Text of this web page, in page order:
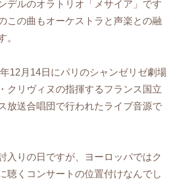
デルのオラトリオ「メサイア」です
この曲もオーケストラと声楽との融
。
12月14日にパリのシャンゼリゼ劇場
クリヴィヌの指揮するフランス国立
放送合唱団で行われたライブ音源で
入りの日ですが、ヨーロッパではク
聴くコンサートの位置付けなんでし